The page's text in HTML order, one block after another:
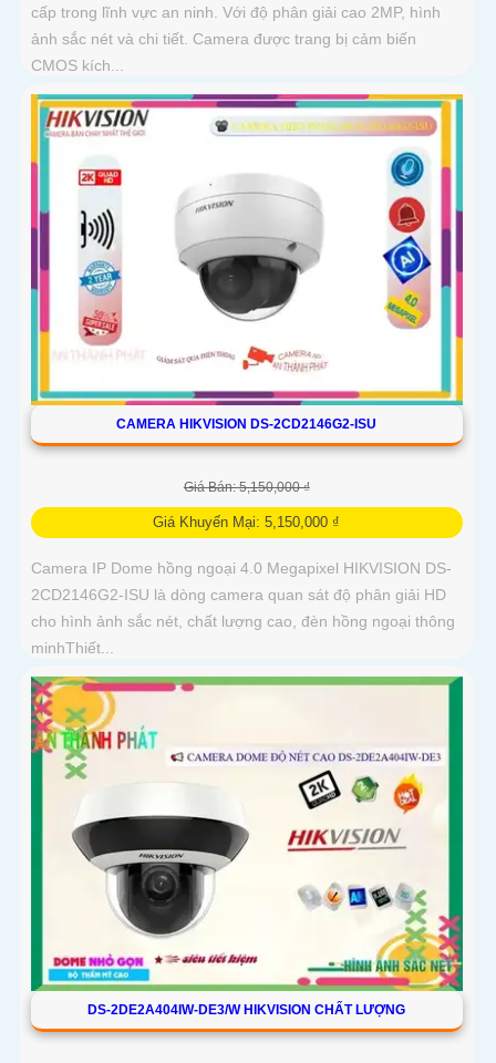
cấp trong lĩnh vực an ninh. Với độ phân giải cao 2MP, hình
ảnh sắc nét và chi tiết. Camera được trang bị cảm biến
CMOS kích...
CAMERA HIKVISION DS-2CD2146G2-ISU
Giá Bán: 5,150,000 ₫
Giá Khuyến Mại: 5,150,000 ₫
Camera IP Dome hồng ngoại 4.0 Megapixel HIKVISION DS-
2CD2146G2-ISU là dòng camera quan sát độ phân giải HD
cho hình ảnh sắc nét, chất lượng cao, đèn hồng ngoại thông
minhThiết...
DS-2DE2A404IW-DE3/W HIKVISION CHẤT LƯỢNG